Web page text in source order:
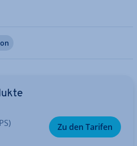
Zu den Tarifen